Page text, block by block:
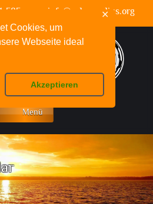
Cookies, um
Webseite ideal
Akzeptieren
✕
585 info@schuppelius.org
Menü